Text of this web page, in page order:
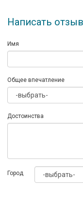
Написать
Имя
Общее впечатление
Достоинства
Город